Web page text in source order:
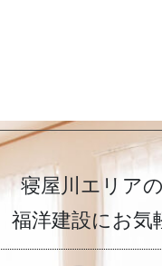
寝屋川エリア
福洋建設にお気